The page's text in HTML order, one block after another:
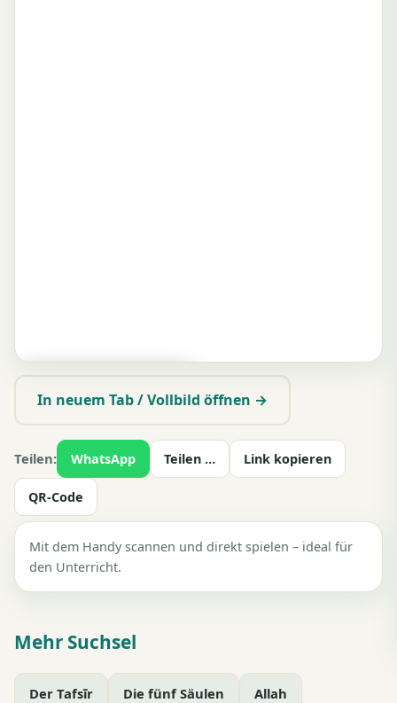
▶ Zum Spielen tippen
In neuem Tab / Vollbild öffnen →
Teilen: WhatsApp Teilen … Link kopieren
QR-Code
Mit dem Handy scannen und direkt spielen – ideal für
den Unterricht.
Mehr Suchsel
Der Tafsīr Die fünf Säulen Allah